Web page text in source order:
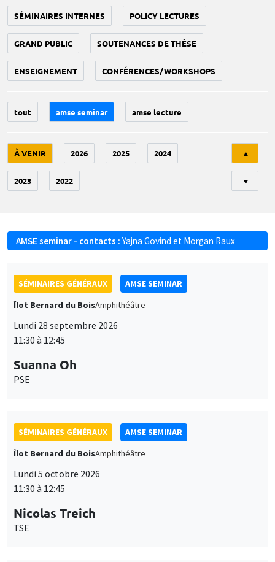
SÉMINAIRES INTERNES POLICY LECTURES
GRAND PUBLIC SOUTENANCES DE THÈSE
ENSEIGNEMENT CONFÉRENCES/WORKSHOPS
tout amse seminar amse lecture
À VENIR 2026 2025 2024
2023 2022
▲
▼
AMSE seminar - contacts : Yajna Govind et Morgan Raux
SÉMINAIRES GÉNÉRAUX
AMSE SEMINAR
Îlot Bernard du BoisAmphithéâtre
Lundi 28 septembre 2026
11:30 à 12:45
Suanna Oh
PSE
SÉMINAIRES GÉNÉRAUX
AMSE SEMINAR
Îlot Bernard du BoisAmphithéâtre
Lundi 5 octobre 2026
11:30 à 12:45
Nicolas Treich
TSE